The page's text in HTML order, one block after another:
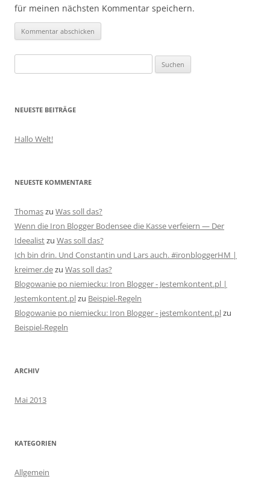
für meinen nächsten Kommentar speichern.
nach:
NEUESTE BEITRÄGE
Hallo Welt!
NEUESTE KOMMENTARE
Thomaszu Was soll das?
Wenn die Iron Blogger Bodensee die Kasse verfeiern — Der
Ideealistzu Was soll das?
Ich bin drin. Und Constantin und Lars auch. #ironbloggerHM |
kreimer.dezu Was soll das?
Blogowanie po niemiecku: Iron Blogger - Jestemkontent.pl |
Jestemkontent.plzu Beispiel-Regeln
Blogowanie po niemiecku: Iron Blogger - jestemkontent.plzu
Beispiel-Regeln
ARCHIV
Mai 2013
KATEGORIEN
Allgemein